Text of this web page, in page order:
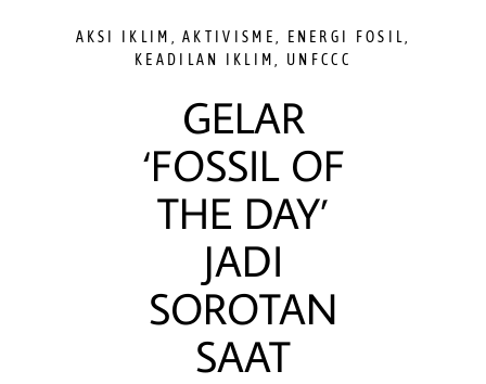
AKSI IKLIM ,AKTIVISME ENERGI FOSIL
KEADILAN IKLIM
UNFCCC
GELAR
‘FOSSIL OF
THE DAY’
JADI
SOROTAN
SAAT